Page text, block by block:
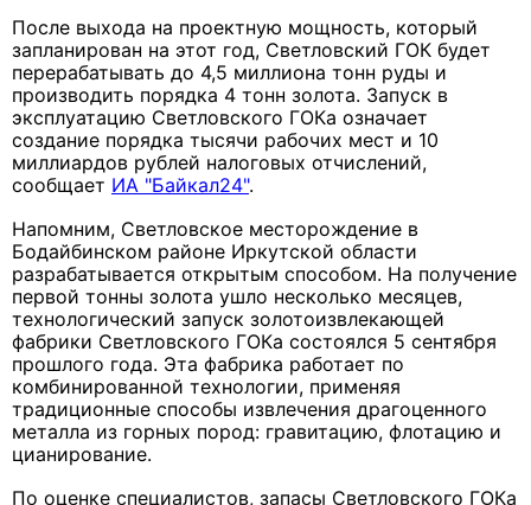
После выхода на проектную мощность, который
запланирован на этот год, Светловский ГОК будет
перерабатывать до 4,5 миллиона тонн руды и
производить порядка 4 тонн золота. Запуск в
эксплуатацию Светловского ГОКа означает
создание порядка тысячи рабочих мест и 10
миллиардов рублей налоговых отчислений,
сообщает ИА "Байкал24".
Напомним, Светловское месторождение в
Бодайбинском районе Иркутской области
разрабатывается открытым способом. На получение
первой тонны золота ушло несколько месяцев,
технологический запуск золотоизвлекающей
фабрики Светловского ГОКа состоялся 5 сентября
прошлого года. Эта фабрика работает по
комбинированной технологии, применяя
традиционные способы извлечения драгоценного
металла из горных пород: гравитацию, флотацию и
цианирование.
По оценке специалистов, запасы Светловского ГОКа